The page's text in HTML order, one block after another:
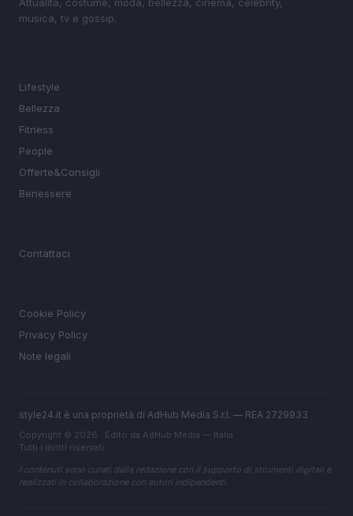
musica, tv e gossip.
Lifestyle
Bellezza
Fitness
People
Offerte&Consigli
Benessere
Contattaci
Cookie Policy
Privacy Policy
Note legali
style24.it è una proprietà di AdHub Media S.r.l. — REA 2729933
Copyright © 2026 · Edito da AdHub Media — Italia
Tutti i diritti riservati
I contenuti sono curati dalla redazione con il supporto di strumenti digitali e
realizzati in collaborazione con autori indipendenti.